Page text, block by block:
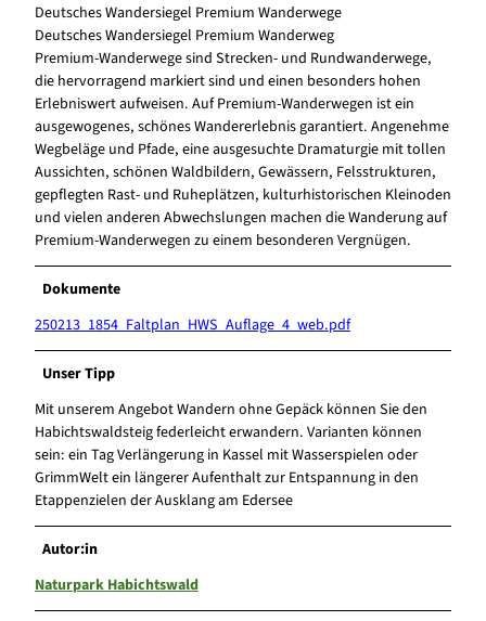
Deutsches Wandersiegel Premium Wanderwege
Deutsches Wandersiegel Premium Wanderweg
Premium-Wanderwege sind Strecken- und Rundwanderwege,
die hervorragend markiert sind und einen besonders hohen
Erlebniswert aufweisen. Auf Premium-Wanderwegen ist ein
ausgewogenes, schönes Wandererlebnis garantiert. Angenehme
Wegbeläge und Pfade, eine ausgesuchte Dramaturgie mit tollen
Aussichten, schönen Waldbildern, Gewässern, Felsstrukturen,
gepflegten Rast- und Ruheplätzen, kulturhistorischen Kleinoden
und vielen anderen Abwechslungen machen die Wanderung auf
Premium-Wanderwegen zu einem besonderen Vergnügen.
Dokumente
250213_1854_Faltplan_HWS_Auflage_4_web.pdf
Unser Tipp
Mit unserem Angebot Wandern ohne Gepäck können Sie den
Habichtswaldsteig federleicht erwandern. Varianten können
sein: ein Tag Verlängerung in Kassel mit Wasserspielen oder
GrimmWelt ein längerer Aufenthalt zur Entspannung in den
Etappenzielen der Ausklang am Edersee
Autor:in
Naturpark Habichtswald